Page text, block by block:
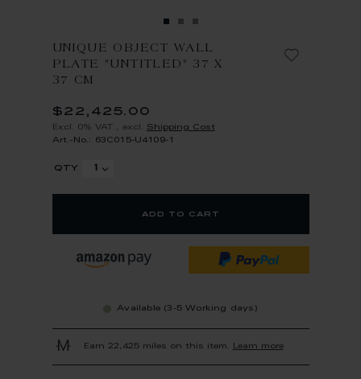
UNIQUE OBJECT WALL
PLATE "UNTITLED" 37 X
37 CM
$22,425.00
Excl. 0% VAT excl. Shipping Cost
Art.-No.: 63C015-U4109-1
qty
add to cart
Available (3-5 Working days)
Earn 22,425 miles on this item. Learn more